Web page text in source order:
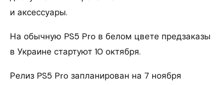
и аксессуары.
На обычную PS5 Pro в белом цвете предзаказы
в Украине стартуют 10 октября.
Релиз PS5 Pro запланирован на 7 ноября